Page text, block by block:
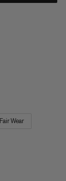
Fair Wear